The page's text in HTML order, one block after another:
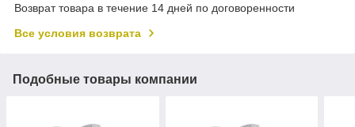
Возврат товара в течение 14 дней по договоренности
Все условия возврата
Подобные товары компании